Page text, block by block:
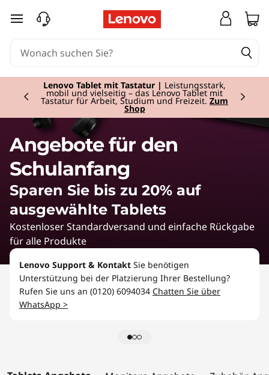
T
e
A
n
g
e
zum Hauptinhalt springen
Lenovo Tablet mit Tastatur | Leistungsstark,
mobil und vielseitig – das Lenovo Tablet mit
Tastatur für Arbeit, Studium und Freizeit. Zum
Shop
Currently displaying item 2 of 2
Angebote für den
Schulanfang
Sparen Sie bis zu 20% auf
ausgewählte Tablets
Kostenloser Standardversand und einfache Rückgabe
für alle Produkte
Lenovo Support & Kontakt Sie benötigen
Unterstützung bei der Platzierung Ihrer Bestellung?
Rufen Sie uns an (0120) 6094034 Chatten Sie über
WhatsApp >